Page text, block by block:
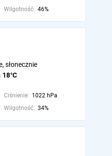
Wilgotność: 46%
18°C
słonecznie
Ciśnienie: 1022 hPa
Wilgotność: 34%